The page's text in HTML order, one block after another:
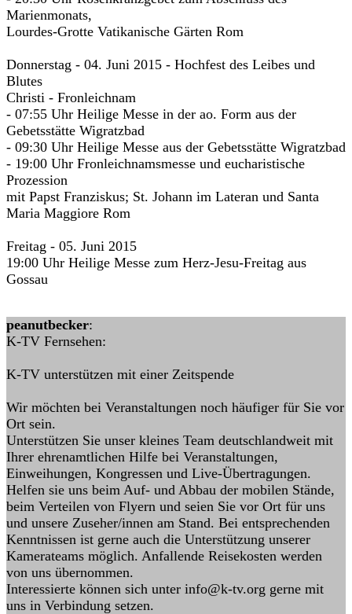
Marienmonats,
Lourdes-Grotte Vatikanische Gärten Rom
Donnerstag - 04. Juni 2015 - Hochfest des Leibes und
Blutes
Christi - Fronleichnam
- 07:55 Uhr Heilige Messe in der ao. Form aus der
Gebetsstätte Wigratzbad
- 09:30 Uhr Heilige Messe aus der Gebetsstätte Wigratzbad
- 19:00 Uhr Fronleichnamsmesse und eucharistische
Prozession
mit Papst Franziskus; St. Johann im Lateran und Santa
Maria Maggiore Rom
Freitag - 05. Juni 2015
19:00 Uhr Heilige Messe zum Herz-Jesu-Freitag aus
Gossau
peanutbecker:
K-TV Fernsehen:
K-TV unterstützen mit einer Zeitspende
Wir möchten bei Veranstaltungen noch häufiger für Sie vor
Ort sein.
Unterstützen Sie unser kleines Team deutschlandweit mit
Ihrer ehrenamtlichen Hilfe bei Veranstaltungen,
Einweihungen, Kongressen und Live-Übertragungen.
Helfen sie uns beim Auf- und Abbau der mobilen Stände,
beim Verteilen von Flyern und seien Sie vor Ort für uns
und unsere Zuseher/innen am Stand. Bei entsprechenden
Kenntnissen ist gerne auch die Unterstützung unserer
Kamerateams möglich. Anfallende Reisekosten werden
von uns übernommen.
Interessierte können sich unter info@k-tv.org gerne mit
uns in Verbindung setzen.